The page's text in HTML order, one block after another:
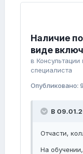
Наличие
виде
в
специалиста
Опубликовано:
В
Отчасти,
На